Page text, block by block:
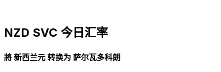
NZD SVC 今日汇率
將 新西兰元 转换为 萨尔瓦多科朗